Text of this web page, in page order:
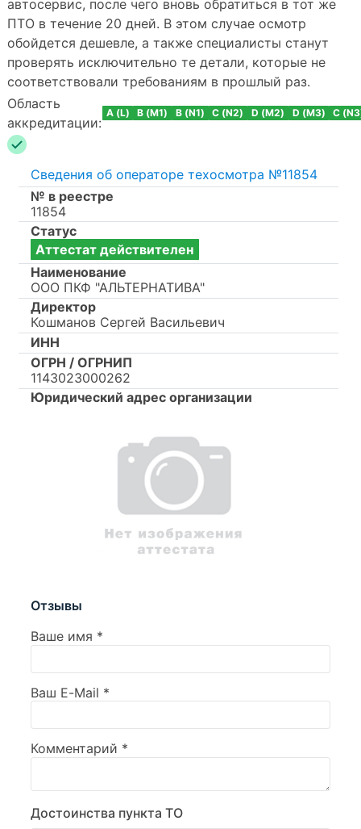
автосервис, после чего вновь обратиться в тот же
ПТО в течение 20 дней. В этом случае осмотр
обойдется дешевле, а также специалисты станут
проверять исключительно те детали, которые не
соответствовали требованиям в прошлый раз.
Область
аккредитации:
A (L) B (M1) B (N1) C (N2) D (M2) D (M3) C
Сведения об операторе техосмотра №11854
№ в реестре
11854
Статус
Аттестат действителен
Наименование
ООО ПКФ "АЛЬТЕРНАТИВА"
Директор
Кошманов Сергей Васильевич
ИНН
ОГРН / ОГРНИП
1143023000262
Юридический адрес организации
Отзывы
Ваше имя *
Ваш E-Mail *
Комментарий *
Достоинства пункта ТО